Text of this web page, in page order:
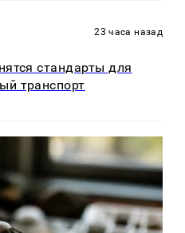
23 часа назад
стандарты для
транспорт